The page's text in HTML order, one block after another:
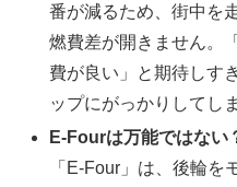
番が減るため、街中を
燃費差が開きません。
費が良い」と期待しす
ップにがっかりしてし
E-Fourは万能ではない
「E-Four」は、後輪